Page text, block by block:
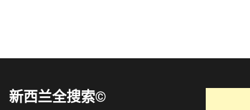
新西兰全搜索©